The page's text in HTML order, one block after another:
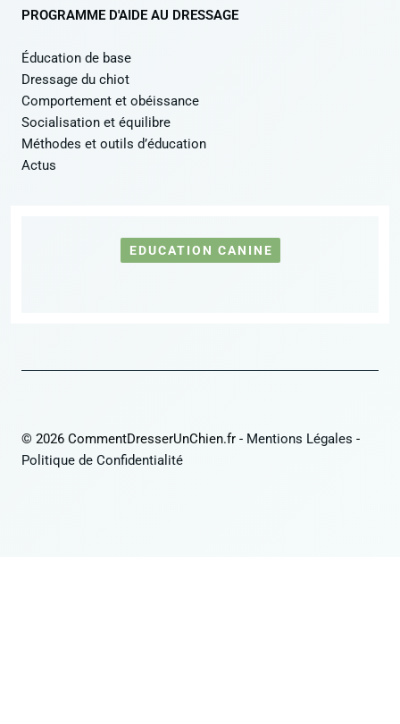
PROGRAMME D'AIDE AU DRESSAGE
Éducation de base
Dressage du chiot
Comportement et obéissance
Socialisation et équilibre
Méthodes et outils d’éducation
Actus
EDUCATION CANINE
© 2026 CommentDresserUnChien.fr - Mentions Légales -
Politique de Confidentialité